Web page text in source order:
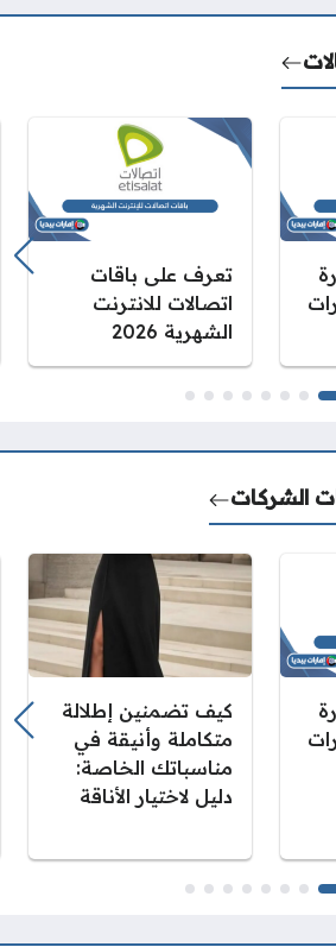
تعرف على باقات
اتصالات للانترنت
الشهرية 2026
الشركات
كيف تضمنين إطلالة
متكاملة وأنيقة في
مناسباتك الخاصة:
دليل لاختيار الأناقة